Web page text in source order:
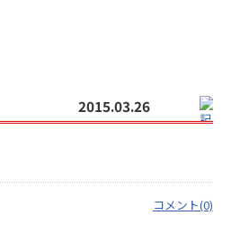
2015.03.26
コメント(0)